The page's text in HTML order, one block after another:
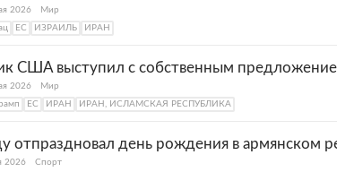
2026
Мир
ЕС ИЗРАИЛЬ ИРАН
США выступил с собственным
2026
Мир
ЕС ИРАН ИРАН, ИСЛАМСКАЯ РЕСПУБЛИКА
отпраздновал день рождения в армянском
2026
Спорт